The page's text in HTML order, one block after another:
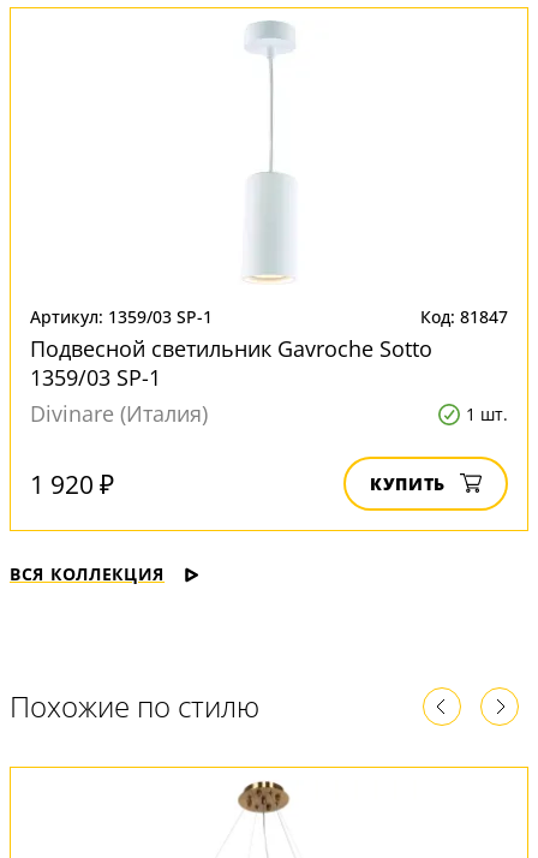
Артикул: 1359/03 SP-1 Код: 81847
Подвесной светильник Gavroche Sotto
1359/03 SP-1
Divinare (Италия)
1 шт.
1 920 ₽ КУПИТЬ
ВСЯ КОЛЛЕКЦИЯ
Похожие по стилю